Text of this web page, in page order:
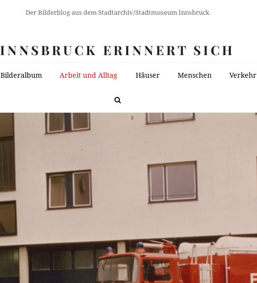
Der Bilderblog aus dem Stadtarchiv/Stadtmuseum Innsbruck
INNSBRUCK ERINNERT SICH
Bilderalbum Arbeit und Alltag Häuser Menschen Verkehr